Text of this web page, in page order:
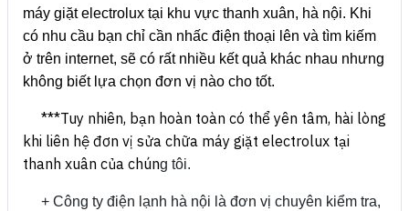
máy giặt electrolux tại khu vực thanh xuân, hà nội. Khi
có nhu cầu bạn chỉ cần nhấc điện thoại lên và tìm kiếm
ở trên internet, sẽ có rất nhiều kết quả khác nhau nhưng
không biết lựa chọn đơn vị nào cho tốt.
***Tuy nhiên, bạn hoàn toàn có thể yên tâm, hài lòng
khi liên hệ đơn vị sửa chữa máy giặt electrolux tại
thanh xuân của chúng tôi.
+ Công ty điện lạnh hà nội là đơn vị chuyên kiểm tra,